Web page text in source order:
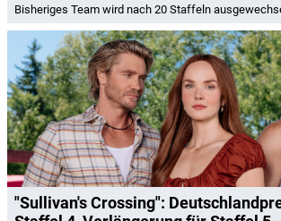
Bisheriges Team wird nach 20 Staffeln
"Sullivan's Crossing":